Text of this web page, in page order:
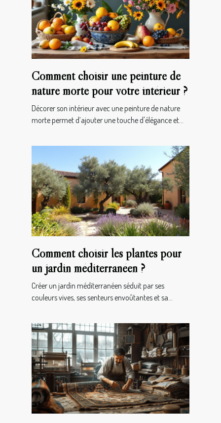
Comment choisir une peinture de
nature morte pour votre intérieur ?
Décorer son intérieur avec une peinture de nature
morte permet d’ajouter une touche d'élégance et...
Comment choisir les plantes pour
un jardin méditerranéen ?
Créer un jardin méditerranéen séduit par ses
couleurs vives, ses senteurs envoûtantes et sa...